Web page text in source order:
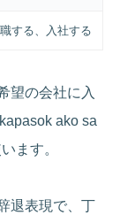
する、入社する
望の会社に入
ako sa
ます。
退表現で、丁